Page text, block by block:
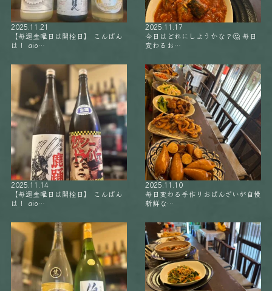
2025.11.21
【毎週金曜日は開栓日】 こんばん
は！ aio…
2025.11.17
今日はどれにしようかな？🤔 毎日
変わるお…
2025.11.14
【毎週金曜日は開栓日】 こんばん
は！ aio…
2025.11.10
毎日変わる手作りおばんざいが自慢
新鮮な…